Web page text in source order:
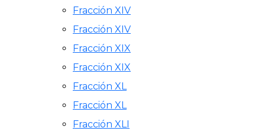
Fracción XIV
Fracción XIV
Fracción XIX
Fracción XIX
Fracción XL
Fracción XL
Fracción XLI